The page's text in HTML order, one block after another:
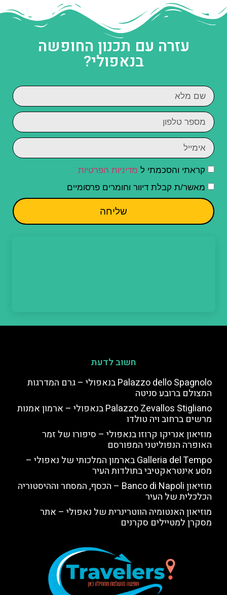
עזרה עם תכנון החופשה
בנאפולי?
קראתי והסכמתי ל מדיניות הפרטיות
מאשר/ת קבלת דיוור וחומרים פרסומיים
שליחה
חשוב לדעת
Palazzo dello Spagnolo בנאפולי – גרם המדרגות
המצולם ברובע סניטה
Palazzo Zevallos Stigliano בנאפולי – ארמון אמנות
מרשים ברחוב ויה טולדו
מוזיאון אנריקו קרוזו בנאפולי – סיפורו של זמר
האופרה הנפוליטני המפורסם
Galleria del Tempo בארמון המלכותי של נאפולי –
מסע אינטראקטיבי בתולדות העיר
מוזיאון Banco di Napoli – הכסף, המסחר וההיסטוריה
הכלכלית של העיר
מוזיאון האנטומיה הווטרינרית של נאפולי – אתר
מסקרן למטיילים סקרנים